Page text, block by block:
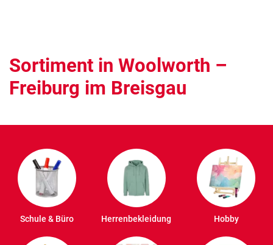
Sortiment in Woolworth –
Freiburg im Breisgau
Schule & Büro Herrenbekleidung Hobby